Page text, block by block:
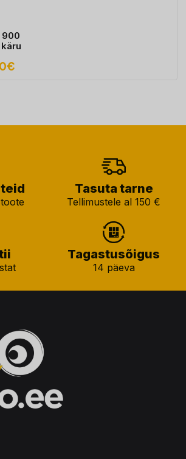
900
€Praegune
Tasuta tarne
Tellimustele al 150 €
Tagastusõigus
14 päeva